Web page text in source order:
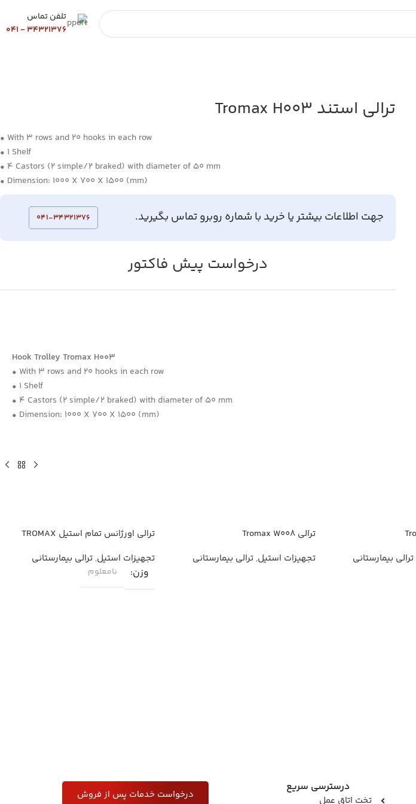
تلفن تماس
34321376 - 041
ترالی استند Tromax H003
• With 3 rows and 20 hooks in each row
• 1 Shelf
• 4 Castors (2 simple/2 braked) with diameter of 50 mm
• Dimension: 1000 X 700 X 1500 (mm)
جهت اطلاعات بیشتر یا خرید با شماره روبرو تماس بگیرید. 041-34321376
درخواست پیش فاکتور
Hook Trolley Tromax H003
• With 3 rows and 20 hooks in each row
• 1 Shelf
• 4 Castors (2 simple/2 braked) with diameter of 50 mm
• Dimension: 1000 X 700 X 1500 (mm)
ترالی بیمارستانی
ترالی Tromax W008
تجهیزات استیل,ترالی بیمارستانی
ترالی اورژانس تمام استیل TROMAX
تجهیزات استیل,ترالی بیمارستانی
وزن نامعلوم
درسترسی سریع
تخت اتاق عمل درخواست خدمات پس از فروش